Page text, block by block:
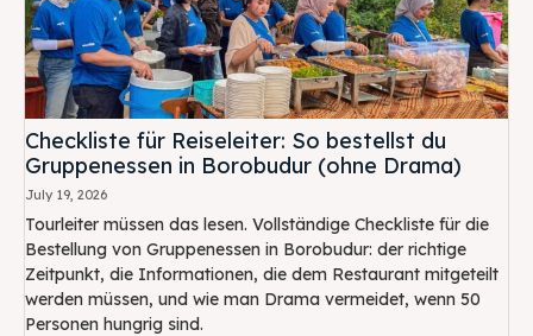
Checkliste für Reiseleiter: So bestellst du
Gruppenessen in Borobudur (ohne Drama)
July 19, 2026
Tourleiter müssen das lesen. Vollständige Checkliste für die
Bestellung von Gruppenessen in Borobudur: der richtige
Zeitpunkt, die Informationen, die dem Restaurant mitgeteilt
werden müssen, und wie man Drama vermeidet, wenn 50
Personen hungrig sind.